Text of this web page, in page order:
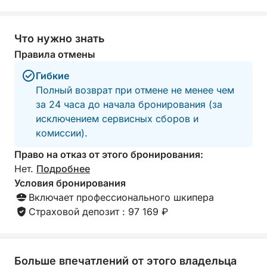
Что нужно знать
Правила отмены
Гибкие
Полный возврат при отмене не менее чем
за 24 часа до начала бронирования (за
исключением сервисных сборов и
комиссии).
Право на отказ от этого бронирования:
Нет. Подробнее
Условия бронирования
Включает профессионального шкипера
Страховой депозит : 97 169 ₽
Больше впечатлений от этого владельца